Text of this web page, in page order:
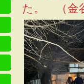
た。 （金